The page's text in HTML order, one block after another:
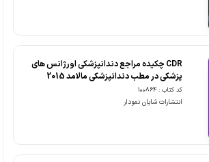
CDR چکیده مراجع دندانپزشکی اورژانس های
پزشکی در مطب دندانپزشکی مالامد 2015
کد کتاب : 100864
انتشارات شایان نمودار